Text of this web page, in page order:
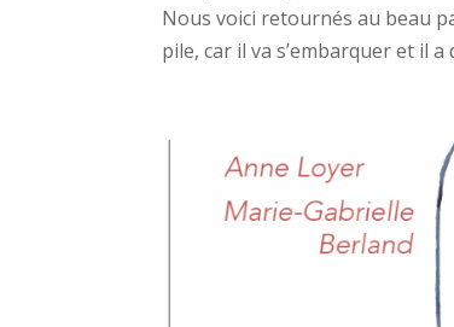
Nous voici retournés au beau
pile, car il va s’embarquer et il a